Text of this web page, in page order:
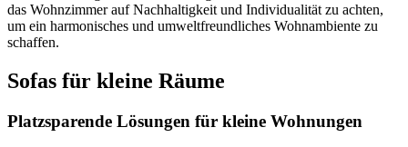
das Wohnzimmer auf Nachhaltigkeit und Individualität zu achten,
um ein harmonisches und umweltfreundliches Wohnambiente zu
schaffen.
Sofas für kleine Räume
Platzsparende Lösungen für kleine Wohnungen